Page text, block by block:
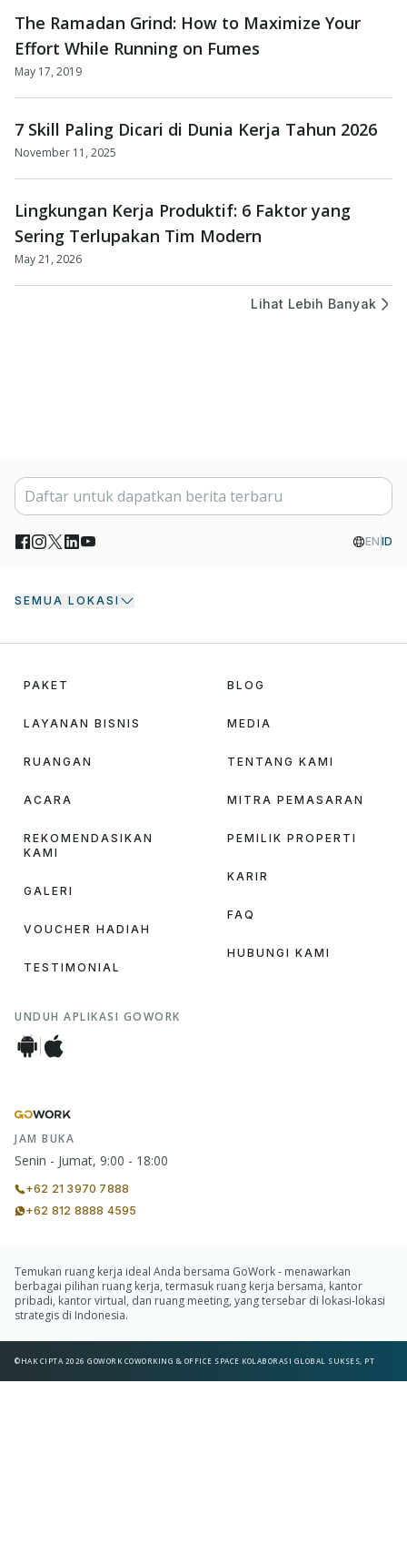
The Ramadan Grind: How to Maximize Your
Effort While Running on Fumes
May 17, 2019
7 Skill Paling Dicari di Dunia Kerja Tahun 2026
November 11, 2025
Lingkungan Kerja Produktif: 6 Faktor yang
Sering Terlupakan Tim Modern
May 21, 2026
Lihat Lebih Banyak
EN ID
SEMUA LOKASI
PAKET
LAYANAN BISNIS
RUANGAN
ACARA
REKOMENDASIKAN
KAMI
GALERI
VOUCHER HADIAH
TESTIMONIAL
BLOG
MEDIA
TENTANG KAMI
MITRA PEMASARAN
PEMILIK PROPERTI
KARIR
FAQ
HUBUNGI KAMI
UNDUH APLIKASI GOWORK
JAM BUKA
Senin - Jumat, 9:00 - 18:00
+62 21 3970 7888
+62 812 8888 4595
Temukan ruang kerja ideal Anda bersama GoWork - menawarkan
berbagai pilihan ruang kerja, termasuk ruang kerja bersama, kantor
pribadi, kantor virtual, dan ruang meeting, yang tersebar di lokasi-lokasi
strategis di Indonesia.
©HAK CIPTA 2026 GOWORK COWORKING & OFFICE SPACE KOLABORASI GLOBAL SUKSES, PT